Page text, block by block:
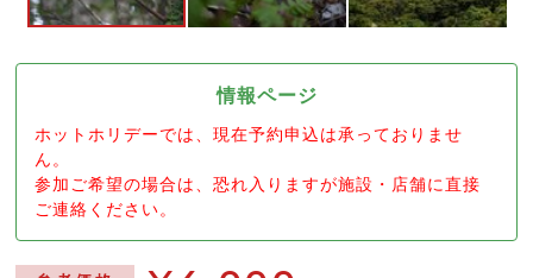
情報ページ
ホットホリデーでは、現在予約申込は承っておりませ
ん。
参加ご希望の場合は、恐れ入りますが施設・店舗に直接
ご連絡ください。